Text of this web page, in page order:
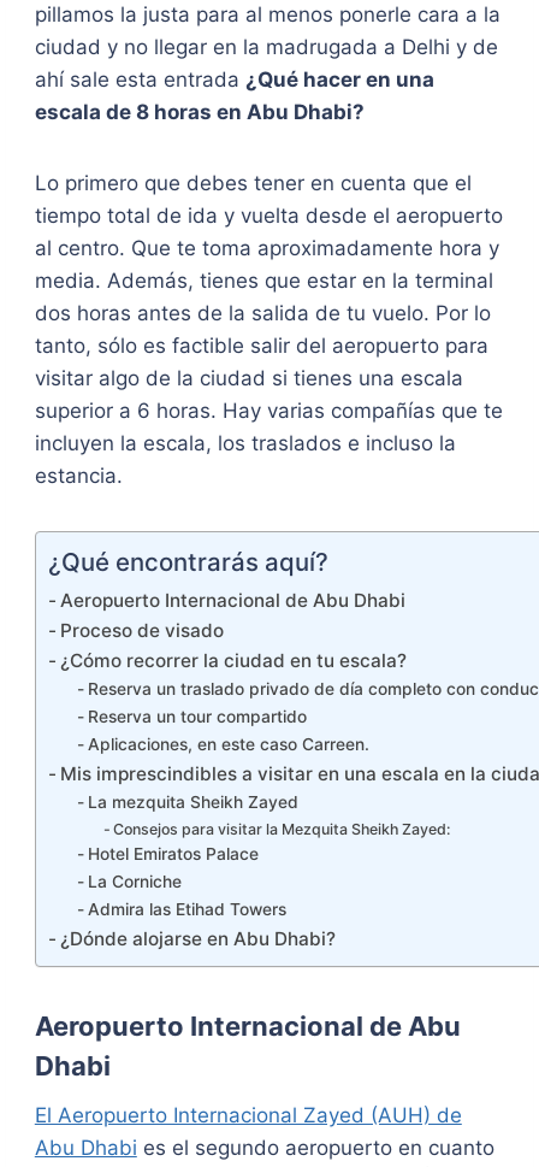
pillamos la justa para al menos ponerle cara a la
ciudad y no llegar en la madrugada a Delhi y de
ahí sale esta entrada ¿Qué hacer en una
escala de 8 horas en Abu Dhabi?
Lo primero que debes tener en cuenta que el
tiempo total de ida y vuelta desde el aeropuerto
al centro. Que te toma aproximadamente hora y
media. Además, tienes que estar en la terminal
dos horas antes de la salida de tu vuelo. Por lo
tanto, sólo es factible salir del aeropuerto para
visitar algo de la ciudad si tienes una escala
superior a 6 horas. Hay varias compañías que te
incluyen la escala, los traslados e incluso la
estancia.
¿Qué encontrarás aquí?
Aeropuerto Internacional de Abu Dhabi
Proceso de visado
¿Cómo recorrer la ciudad en tu escala?
Reserva un traslado privado de día completo con
Reserva un tour compartido
Aplicaciones, en este caso Carreen.
Mis imprescindibles a visitar en una escala en la
La mezquita Sheikh Zayed
Consejos para visitar la Mezquita Sheikh Zayed:
Hotel Emiratos Palace
La Corniche
Admira las Etihad Towers
¿Dónde alojarse en Abu Dhabi?
Aeropuerto Internacional de Abu
Dhabi
El Aeropuerto Internacional Zayed (AUH) de
Abu Dhabi es el segundo aeropuerto en cuanto